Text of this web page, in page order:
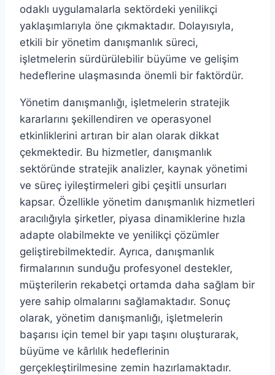
odaklı uygulamalarla sektördeki yenilikçi
yaklaşımlarıyla öne çıkmaktadır. Dolayısıyla,
etkili bir yönetim danışmanlık süreci,
işletmelerin sürdürülebilir büyüme ve gelişim
hedeflerine ulaşmasında önemli bir faktördür.
Yönetim danışmanlığı, işletmelerin stratejik
kararlarını şekillendiren ve operasyonel
etkinliklerini artıran bir alan olarak dikkat
çekmektedir. Bu hizmetler, danışmanlık
sektöründe stratejik analizler, kaynak yönetimi
ve süreç iyileştirmeleri gibi çeşitli unsurları
kapsar. Özellikle yönetim danışmanlık hizmetleri
aracılığıyla şirketler, piyasa dinamiklerine hızla
adapte olabilmekte ve yenilikçi çözümler
geliştirebilmektedir. Ayrıca, danışmanlık
firmalarının sunduğu profesyonel destekler,
müşterilerin rekabetçi ortamda daha sağlam bir
yere sahip olmalarını sağlamaktadır. Sonuç
olarak, yönetim danışmanlığı, işletmelerin
başarısı için temel bir yapı taşını oluşturarak,
büyüme ve kârlılık hedeflerinin
gerçekleştirilmesine zemin hazırlamaktadır.